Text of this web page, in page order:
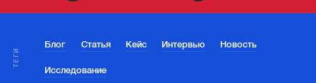
ТЕГИ
Блог Статья Кейс Интервью Новость
Исследование